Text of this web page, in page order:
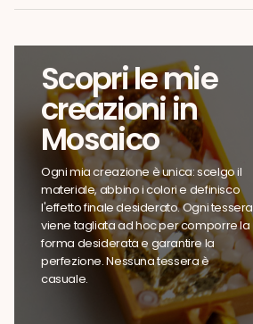
Scopri le mie
creazioni in
Mosaico
Ogni mia creazione è unica: scelgo il
materiale, abbino i colori e definisco
l'effetto finale desiderato. Ogni tessera
viene tagliata ad hoc per comporre la
forma desiderata e garantire la
perfezione. Nessuna tessera è
casuale.